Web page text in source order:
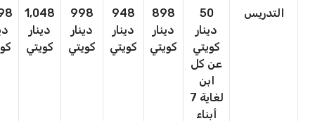
التدريس
50
دينار
كويتي
عن كل
ابن
لغاية 7
أبناء
898
دينار
كويتي
948
دينار
كويتي
998
دينار
كويتي
1,048
دينار
كويتي